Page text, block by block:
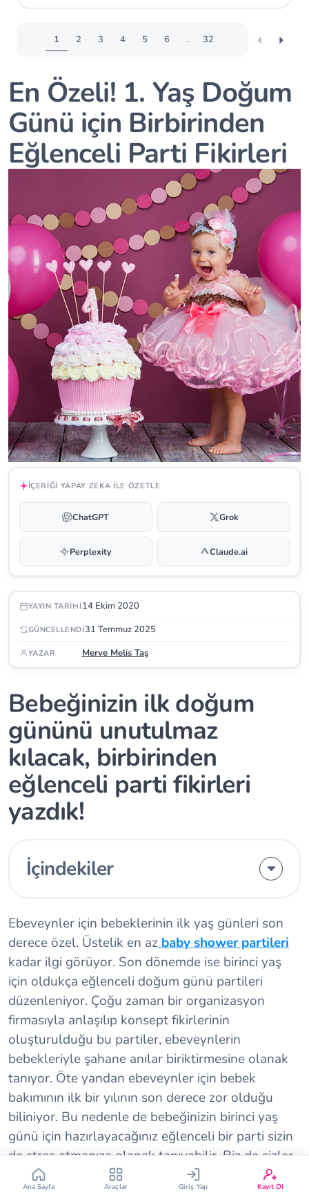
1 2 3 4 5 6 ... 32
En Özeli! 1. Yaş Doğum
Günü için Birbirinden
Eğlenceli Parti Fikirleri
İÇERIĞI YAPAY ZEKA ILE ÖZETLE
ChatGPT Grok
Perplexity Claude.ai
YAYIN TARIHI14 Ekim 2020
GÜNCELLENDI31 Temmuz 2025
YAZAR Merve Melis Taş
Bebeğinizin ilk doğum
gününü unutulmaz
kılacak, birbirinden
eğlenceli parti fikirleri
yazdık!
İçindekiler
Ebeveynler için bebeklerinin ilk yaş günleri son
derece özel. Üstelik en azbaby shower partileri
kadar ilgi görüyor. Son dönemde ise birinci yaş
için oldukça eğlenceli doğum günü partileri
düzenleniyor. Çoğu zaman bir organizasyon
firmasıyla anlaşılıp konsept fikirlerinin
oluşturulduğu bu partiler, ebeveynlerin
bebekleriyle şahane anılar biriktirmesine olanak
tanıyor. Öte yandan ebeveynler için bebek
bakımının ilk bir yılının son derece zor olduğu
biliniyor. Bu nedenle de bebeğinizin birinci yaş
günü için hazırlayacağınız eğlenceli bir parti sizin
de stres atmanıza olanak tanıyabilir. Biz de sizler
için birinci yaş gününe özel birbirinden eğlenceli
parti fikirleri yazdık. Keyifli okumalar!
Çin Takvimi Bebek İsim Bulucu
Bebek Burcu Bebek Aşı Takvimi
Vücut Kitle Endeksi Gebelik Hesaplama
Yumurtlama Hesaplama Gebe Sözlüğü
Ana Sayfa Araçlar Giriş Yap Kayıt Ol